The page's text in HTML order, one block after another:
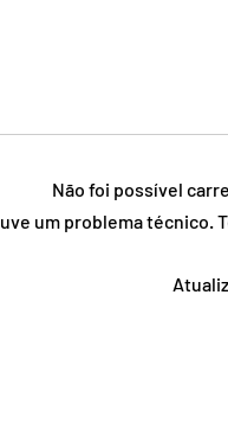
Juiz
e
Não foi possível
um problema técnico.